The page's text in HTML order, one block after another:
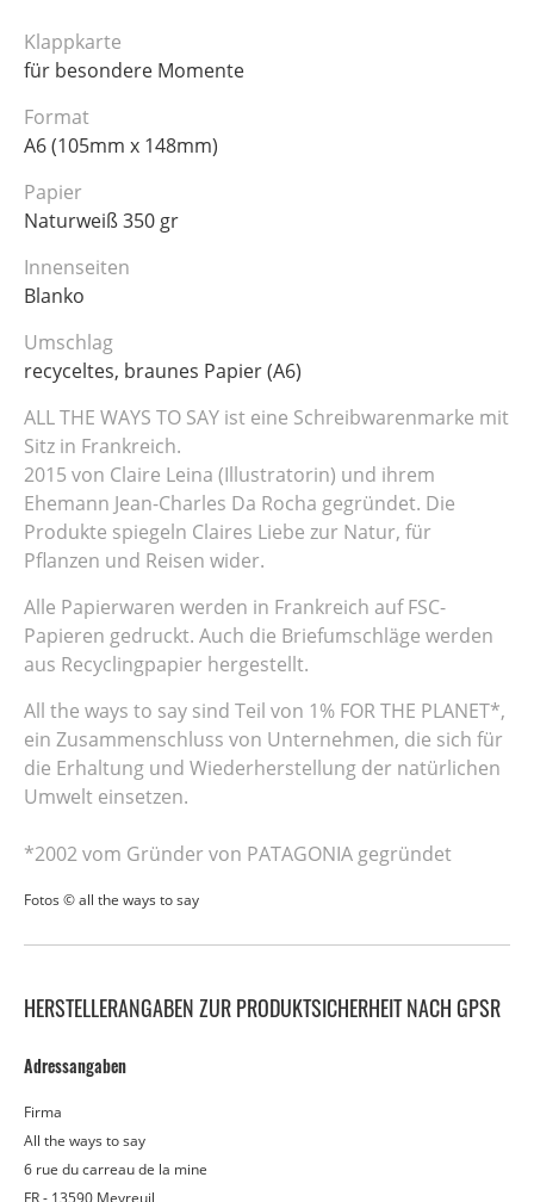
Klappkarte
für besondere Momente
Format
A6 (105mm x 148mm)
Papier
Naturweiß 350 gr
Innenseiten
Blanko
Umschlag
recyceltes, braunes Papier (A6)
ALL THE WAYS TO SAY ist eine Schreibwarenmarke mit
Sitz in Frankreich.
2015 von Claire Leina (Illustratorin) und ihrem
Ehemann Jean-Charles Da Rocha gegründet. Die
Produkte spiegeln Claires Liebe zur Natur, für
Pflanzen und Reisen wider.
Alle Papierwaren werden in Frankreich auf FSC-
Papieren gedruckt. Auch die Briefumschläge werden
aus Recyclingpapier hergestellt.
All the ways to say sind Teil von 1% FOR THE PLANET*,
ein Zusammenschluss von Unternehmen, die sich für
die Erhaltung und Wiederherstellung der natürlichen
Umwelt einsetzen.
*2002 vom Gründer von PATAGONIA gegründet
Fotos © all the ways to say
HERSTELLERANGABEN ZUR PRODUKTSICHERHEIT NACH GPSR
Adressangaben
Firma
All the ways to say
6 rue du carreau de la mine